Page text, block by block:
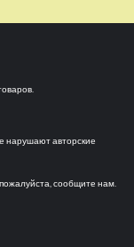
нарушают авторские
сообщите нам.